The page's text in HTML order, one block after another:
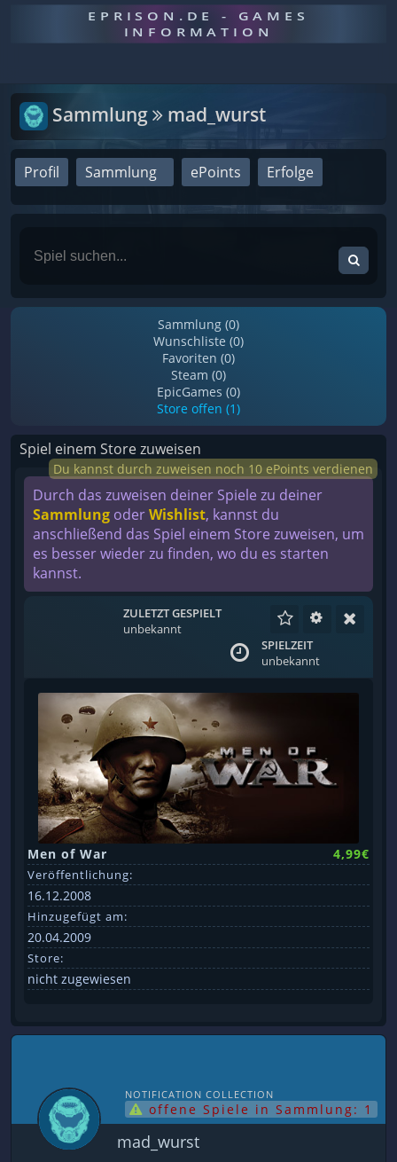
EPRISON.DE - GAMES
INFORMATION
Sammlung mad_wurst
Profil Sammlung ePoints Erfolge
Sammlung (0)
Wunschliste (0)
Favoriten (0)
Steam (0)
EpicGames (0)
Store offen (1)
Spiel einem Store zuweisen
Du kannst durch zuweisen noch 10 ePoints verdienen
Durch das zuweisen deiner Spiele zu deiner
Sammlung oderWishlist, kannst du
anschließend das Spiel einem Store zuweisen, um
es besser wieder zu finden, wo du es starten
kannst.
ZULETZT GESPIELT
unbekannt
SPIELZEIT
unbekannt
Men of War 4,99€
Veröffentlichung:
16.12.2008
Hinzugefügt am:
20.04.2009
Store:
nicht zugewiesen
NOTIFICATION COLLECTION
offene Spiele in Sammlung: 1
mad_wurst